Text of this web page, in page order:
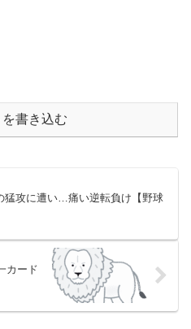
書き込む
猛攻に遭い…痛い逆転負け【野球
カード